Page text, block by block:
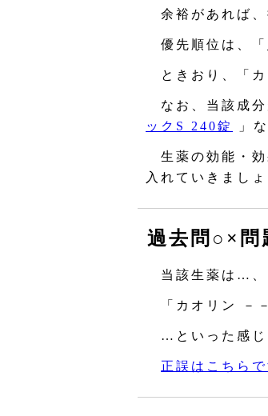
余裕があれば、
優先順位は、「
ときおり、「カ
なお、当該成分
ックS 240錠
」
生薬の効能・効
入れていきましょ
過去問○×問
当該生薬は…、
「カオリン －
…といった感じ
正誤はこちらで